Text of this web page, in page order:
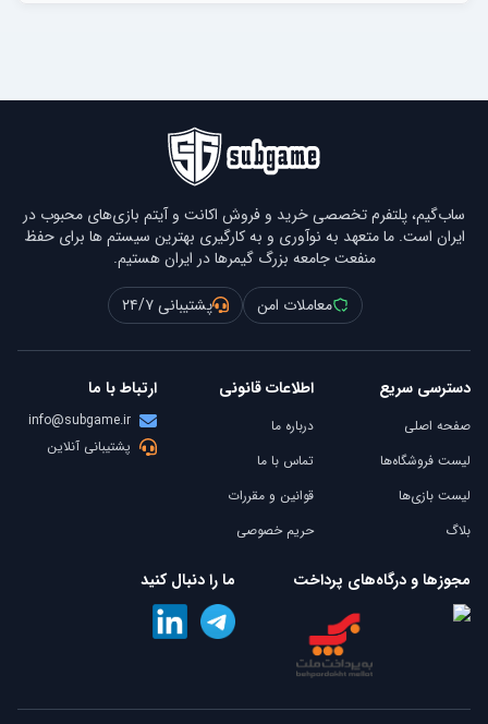
ساب‌گیم، پلتفرم تخصصی خرید و فروش اکانت و آیتم بازی‌های محبوب در
ایران است. ما متعهد به نوآوری و به کارگیری بهترین سیستم ها برای حفظ
منفعت جامعه بزرگ گیمرها در ایران هستیم.
معاملات امن
پشتیبانی ۲۴/۷
دسترسی سریع
صفحه اصلی
لیست فروشگاه‌ها
لیست بازی‌ها
بلاگ
اطلاعات قانونی
درباره ما
تماس با ما
قوانین و مقررات
حریم خصوصی
ارتباط با ما
info@subgame.ir
پشتیبانی آنلاین
مجوزها و درگاه‌های پرداخت ما را دنبال کنید